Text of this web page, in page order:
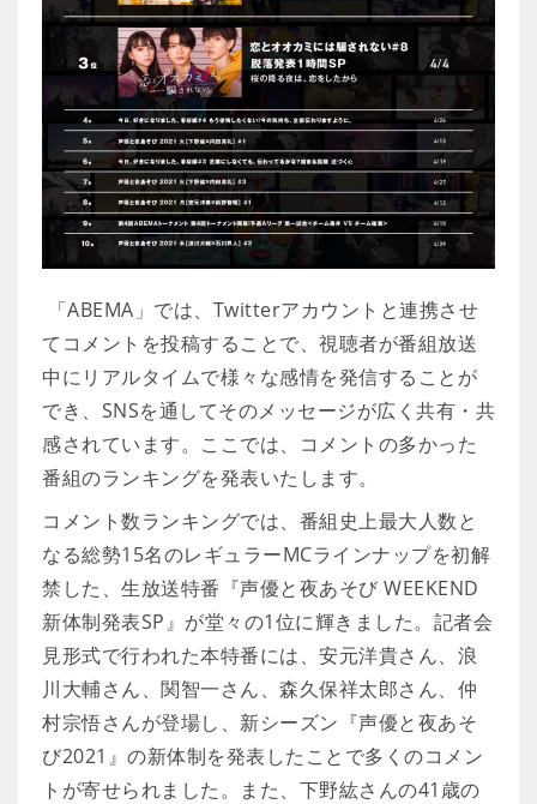
「ABEMA」では、Twitterアカウントと連携させ
てコメントを投稿することで、視聴者が番組放送
中にリアルタイムで様々な感情を発信することが
でき、SNSを通してそのメッセージが広く共有・共
感されています。ここでは、コメントの多かった
番組のランキングを発表いたします。
コメント数ランキングでは、番組史上最大人数と
なる総勢15名のレギュラーMCラインナップを初解
禁した、生放送特番『声優と夜あそび WEEKEND
新体制発表SP』が堂々の1位に輝きました。記者会
見形式で行われた本特番には、安元洋貴さん、浪
川大輔さん、関智一さん、森久保祥太郎さん、仲
村宗悟さんが登場し、新シーズン『声優と夜あそ
び2021』の新体制を発表したことで多くのコメン
トが寄せられました。また、下野紘さんの41歳の